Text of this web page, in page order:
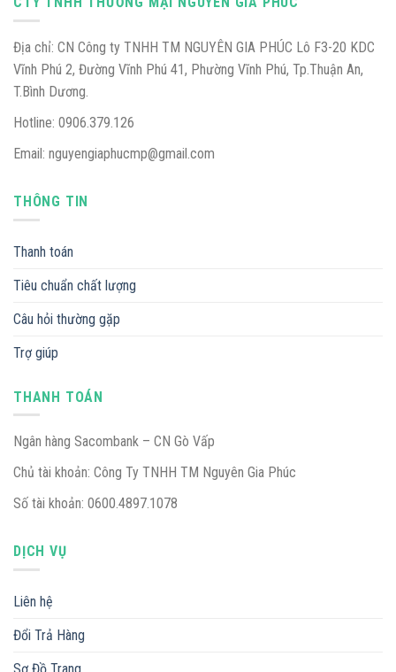
Địa chỉ: CN Công ty TNHH TM NGUYÊN GIA PHÚC Lô F3-20 KDC
Vĩnh Phú 2, Đường Vĩnh Phú 41, Phường Vĩnh Phú, Tp.Thuận An,
T.Bình Dương.
Hotline: 0906.379.126
Email: nguyengiaphucmp@gmail.com
THÔNG TIN
Thanh toán
Tiêu chuẩn chất lượng
Câu hỏi thường gặp
Trợ giúp
THANH TOÁN
Ngân hàng Sacombank – CN Gò Vấp
Chủ tài khoản: Công Ty TNHH TM Nguyên Gia Phúc
Số tài khoản: 0600.4897.1078
DỊCH VỤ
Liên hệ
Đổi Trả Hàng
Sơ Đồ Trang